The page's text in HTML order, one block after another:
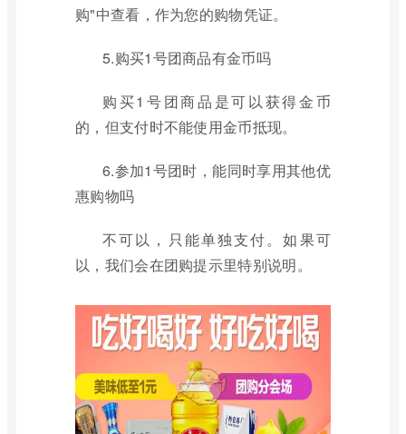
购"中查看，作为您的购物凭证。
5.购买1号团商品有金币吗
购买1号团商品是可以获得金币
的，但支付时不能使用金币抵现。
6.参加1号团时，能同时享用其他优
惠购物吗
不可以，只能单独支付。如果可
以，我们会在团购提示里特别说明。